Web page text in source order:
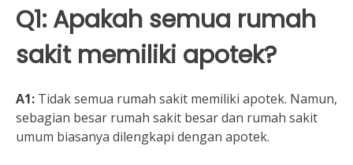
Q1: Apakah semua rumah
sakit memiliki apotek?
A1: Tidak semua rumah sakit memiliki apotek. Namun,
sebagian besar rumah sakit besar dan rumah sakit
umum biasanya dilengkapi dengan apotek.